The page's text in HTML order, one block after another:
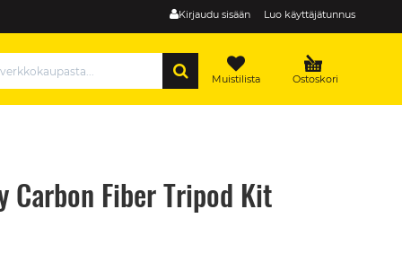
Kirjaudu sisään Luo käyttäjätunnus
Ostoskori
Muistilista
Carbon Fiber Tripod Kit